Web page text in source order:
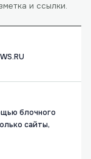
и ссылки.
блочного
сайты,